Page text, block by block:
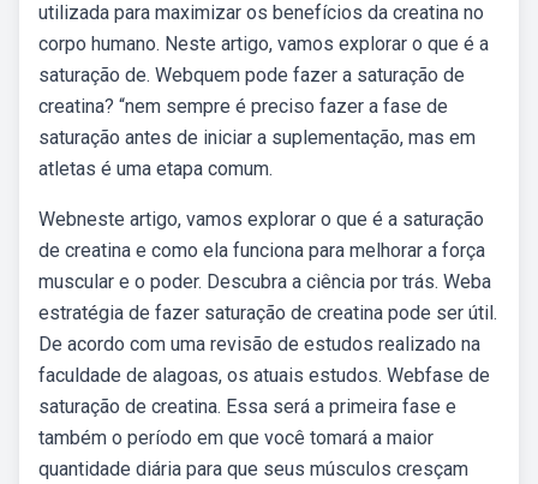
utilizada para maximizar os benefícios da creatina no
corpo humano. Neste artigo, vamos explorar o que é a
saturação de. Webquem pode fazer a saturação de
creatina? “nem sempre é preciso fazer a fase de
saturação antes de iniciar a suplementação, mas em
atletas é uma etapa comum.
Webneste artigo, vamos explorar o que é a saturação
de creatina e como ela funciona para melhorar a força
muscular e o poder. Descubra a ciência por trás. Weba
estratégia de fazer saturação de creatina pode ser útil.
De acordo com uma revisão de estudos realizado na
faculdade de alagoas, os atuais estudos. Webfase de
saturação de creatina. Essa será a primeira fase e
também o período em que você tomará a maior
quantidade diária para que seus músculos cresçam